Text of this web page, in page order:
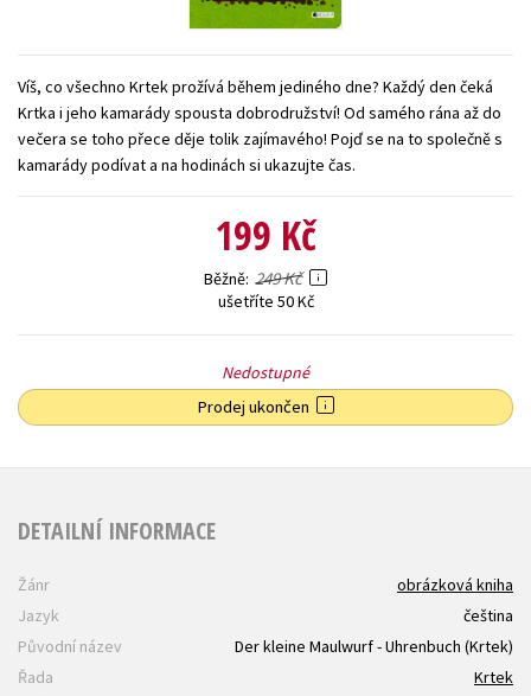
Zahraniční literatura
Všechny tituly
Víš, co všechno Krtek prožívá během jediného dne? Každý den čeká
Krtka i jeho kamarády spousta dobrodružství! Od samého rána až do
večera se toho přece děje tolik zajímavého! Pojď se na to společně s
kamarády podívat a na hodinách si ukazujte čas.
199 Kč
Běžně 249 Kč
ušetříte 50 Kč
Nedostupné
Prodej ukončen
DETAILNÍ INFORMACE
Žánr
obrázková kniha
Jazyk
čeština
Původní název
Der kleine Maulwurf - Uhrenbuch (Krtek)
Řada
Krtek